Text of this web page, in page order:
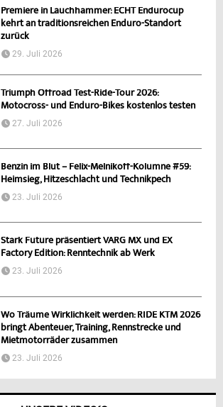
Premiere in Lauchhammer: ECHT Endurocup
kehrt an traditionsreichen Enduro-Standort
zurück
29. Juli 2026
Triumph Offroad Test-Ride-Tour 2026:
Motocross- und Enduro-Bikes kostenlos testen
27. Juli 2026
Benzin im Blut – Felix-Melnikoff-Kolumne #59:
Heimsieg, Hitzeschlacht und Technikpech
23. Juli 2026
Stark Future präsentiert VARG MX und EX
Factory Edition: Renntechnik ab Werk
23. Juli 2026
Wo Träume Wirklichkeit werden: RIDE KTM 2026
bringt Abenteuer, Training, Rennstrecke und
Mietmotorräder zusammen
23. Juli 2026